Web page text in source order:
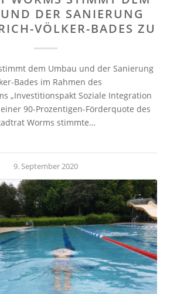
DER SANIERUNG
VÖLKER-BADES ZU
dem Umbau und der Sanierung
Bades im Rahmen des
„Investitionspakt Soziale Integration
90-Prozentigen-Förderquote des
Worms stimmte…
9. September 2020